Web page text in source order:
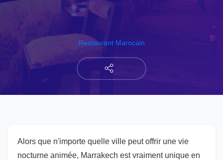
Restaurant Marocain
Alors que n'importe quelle ville peut offrir une vie
nocturne animée, Marrakech est vraiment unique en